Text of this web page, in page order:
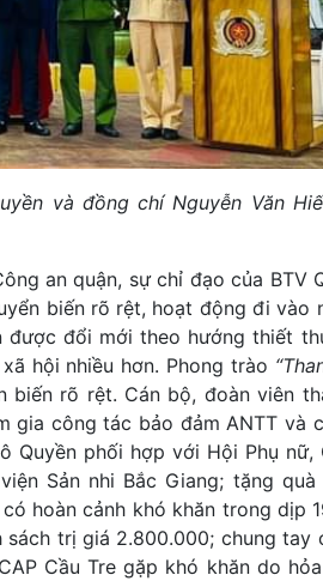
và đồng chí Nguyễn Văn
an quận, sự chỉ đạo của BTV
biến rõ rệt, hoạt động đi vào
đổi mới theo hướng thiết
hội nhiều hơn. Phong trào
rõ rệt. Cán bộ, đoàn viên
gia công tác bảo đảm ANTT và
phối hợp với Hội Phụ nữ,
Sản nhi Bắc Giang; tặng
hoàn cảnh khó khăn trong dịp
trị giá 2.800.000; chung tay
Cầu Tre gặp khó khăn do